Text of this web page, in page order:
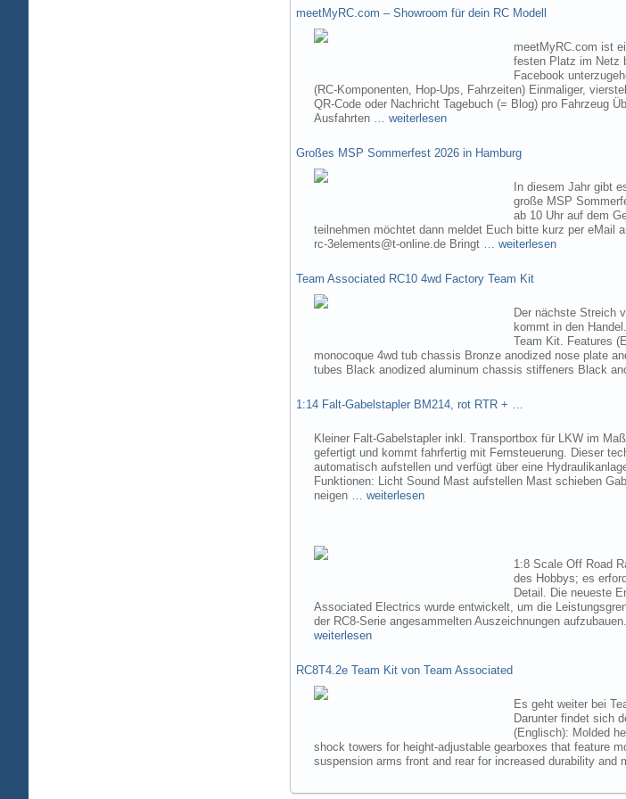
meetMyRC.com – Showroom für dein RC Modell
meetMyRC.com ist
festen Platz im Netz
Facebook
(RC-Komponenten, Hop-Ups, Fahrzeiten) Einmaliger,
QR-Code oder Nachricht Tagebuch (= Blog) pro Fahrzeug
Ausfahrten …weiterlesen
Großes MSP Sommerfest 2026 in Hamburg
In diesem Jahr gibt
große MSP
ab 10 Uhr auf dem
teilnehmen möchtet dann meldet Euch bitte kurz per eMail
rc-3elements@t-online.de Bringt …weiterlesen
Team Associated RC10 4wd Factory Team Kit
Der nächste Streich
kommt in den
Team Kit. Features
monocoque 4wd tub chassis Bronze anodized nose plate
tubes Black anodized aluminum chassis stiffeners Black
1:14 Falt-Gabelstapler BM214, rot RTR + …
Kleiner Falt-Gabelstapler inkl. Transportbox für LKW im
gefertigt und kommt fahrfertig mit Fernsteuerung. Dieser
automatisch aufstellen und verfügt über eine
Funktionen: Licht Sound Mast aufstellen Mast schieben
neigen …weiterlesen
1:8 Scale Off Road
des Hobbys; es
Detail. Die neueste
Associated Electrics wurde entwickelt, um die
der RC8-Serie angesammelten Auszeichnungen
weiterlesen
RC8T4.2e Team Kit von Team Associated
Es geht weiter bei
Darunter findet sich
(Englisch): Molded
shock towers for height-adjustable gearboxes that feature
suspension arms front and rear for increased durability